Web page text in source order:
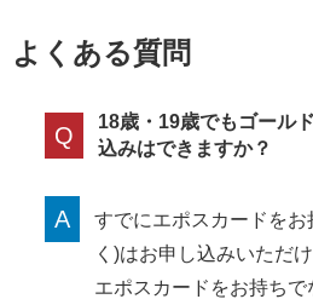
よくある質問
Q
18歳・19歳でもゴール
込みはできますか？
A
すでにエポスカードを
く)はお申し込みいただけ
エポスカードをお持ち